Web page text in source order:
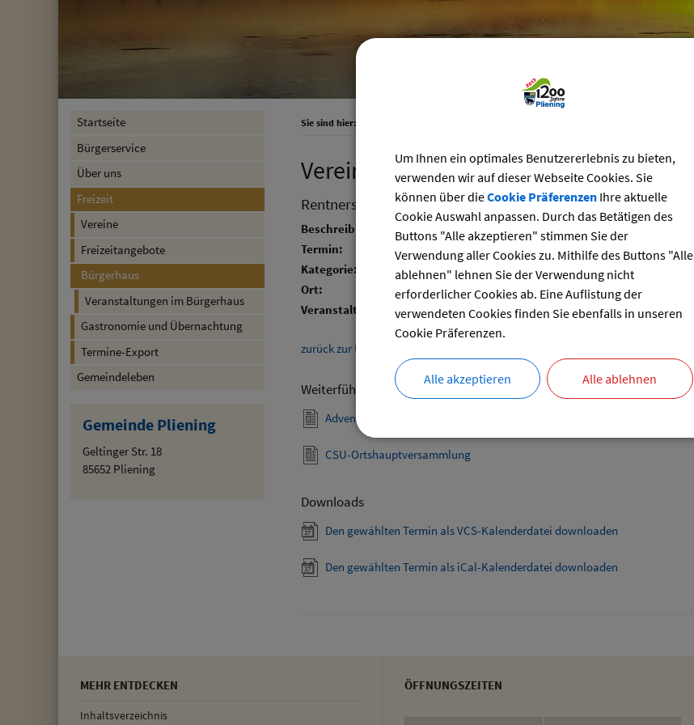
Startseite
Bürgerservice
Über uns
Freizeit
Vereine
Freizeitangebote
Bürgerhaus
Veranstaltungen im Bürgerhaus
Gastronomie und Übernachtung
Termine-Export
Gemeindeleben
Gemeinde Pliening
Geltinger Str. 18
85652 Pliening
Sie sind hier:
Vereinsveranstaltungen
Rentnerstammtisch
Beschreibung:
Termin:
04.09.2024 von 14:00bis 16:00 Uhr
Kategorie:
Senioren
Ort:
Vereinsheim
Veranstalter:
SG Ottersberg
zurück zur Übersicht
Weiterführende Links
Adventsmarkt Hofladen Burghart
CSU-Ortshauptversammlung
Downloads
Den gewählten Termin als VCS-Kalenderdatei downloaden
Den gewählten Termin als iCal-Kalenderdatei downloaden
MEHR ENTDECKEN
Inhaltsverzeichnis
ÖFFNUNGSZEITEN
Um Ihnen ein optimales Benutzererlebnis zu bieten,
verwenden wir auf dieser Webseite Cookies. Sie
können über dieCookie PräferenzenIhre aktuelle
Cookie Auswahl anpassen. Durch das Betätigen des
Buttons "Alle akzeptieren" stimmen Sie der
Verwendung aller Cookies zu. Mithilfe des Buttons "Alle
ablehnen" lehnen Sie der Verwendung nicht
erforderlicher Cookies ab. Eine Auflistung der
verwendeten Cookies finden Sie ebenfalls in unseren
Cookie Präferenzen.
Alle akzeptieren Alle ablehnen